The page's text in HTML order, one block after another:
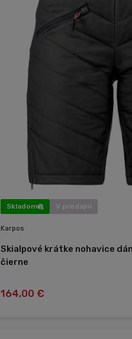
Skladom V predajni
Karpos
Skialpové krátke nohavice
čierne
164,00 €